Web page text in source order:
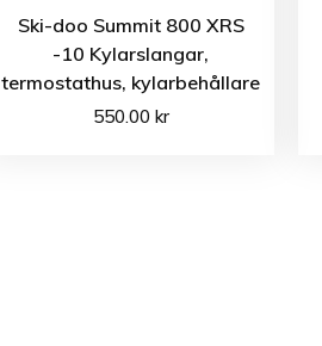
Ski-doo Summit 800 XRS
-10 Kylarslangar,
termostathus, kylarbehållare
550.00 kr